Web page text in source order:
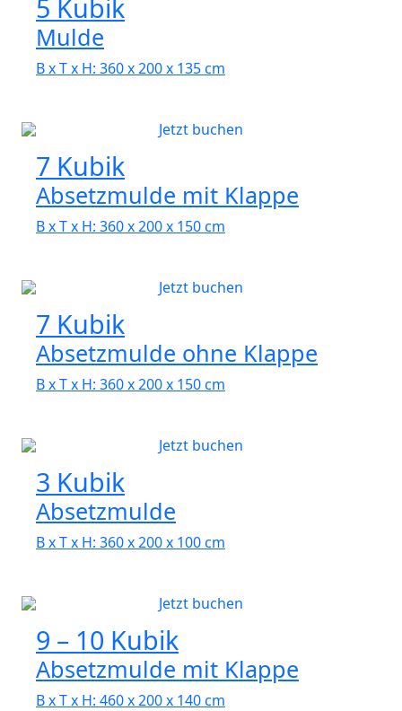
5 Kubik
Mulde
B x T x H: 360 x 200 x 135 cm
Jetzt buchen
7 Kubik
Absetzmulde mit Klappe
B x T x H: 360 x 200 x 150 cm
Jetzt buchen
7 Kubik
Absetzmulde ohne Klappe
B x T x H: 360 x 200 x 150 cm
Jetzt buchen
3 Kubik
Absetzmulde
B x T x H: 360 x 200 x 100 cm
Jetzt buchen
9 – 10 Kubik
Absetzmulde mit Klappe
B x T x H: 460 x 200 x 140 cm